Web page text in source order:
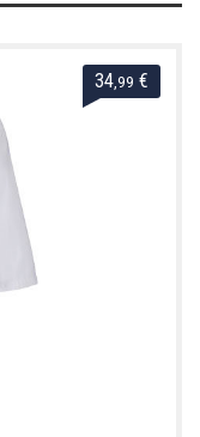
34,99 €